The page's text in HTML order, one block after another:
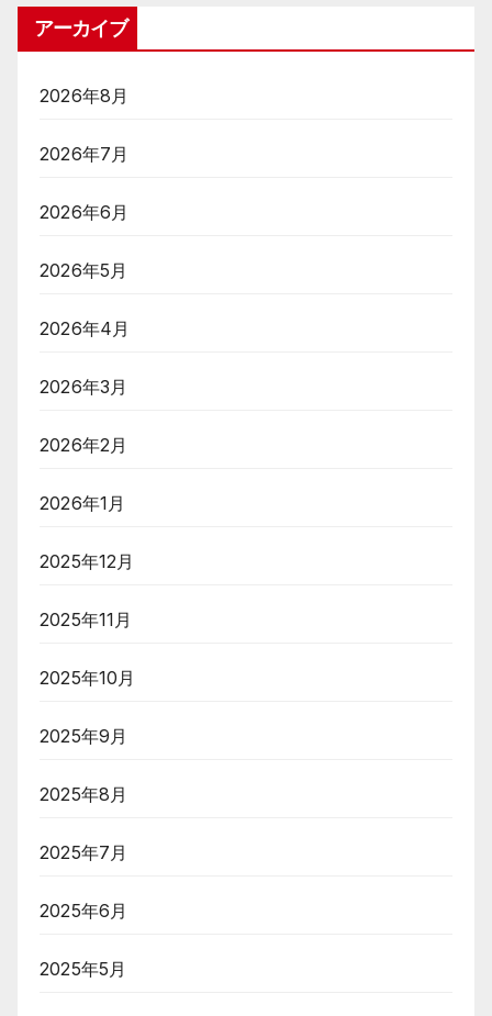
アーカイブ
2026年8月
2026年7月
2026年6月
2026年5月
2026年4月
2026年3月
2026年2月
2026年1月
2025年12月
2025年11月
2025年10月
2025年9月
2025年8月
2025年7月
2025年6月
2025年5月